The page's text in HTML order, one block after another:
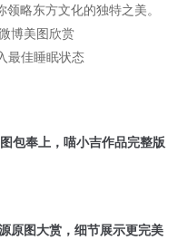
略东方文化的独特之美。
博美图欣赏
最佳睡眠状态
包奉上，喵小吉作品完整版
原图大赏，细节展示更完美